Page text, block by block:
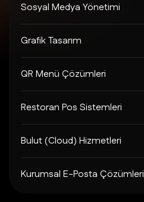
Sosyal Medya Yönetimi
Grafik Tasarım
QR Menü Çözümleri
Restoran Pos Sistemleri
Bulut (Cloud) Hizmetleri
Kurumsal E-Posta Çözümleri